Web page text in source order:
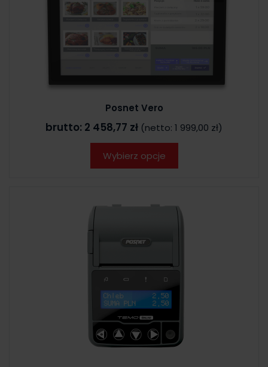
Posnet Vero
brutto: 2 458,77 zł (netto: 1 999,00 zł)
Wybierz opcje